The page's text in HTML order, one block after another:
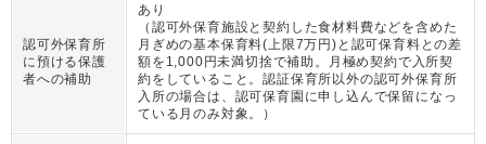
認可外保育所
に預ける保護
者への補助
あり
（ 認可外保育施設と契約した食材料費などを含めた
月ぎめの基本保育料(上限7万円)と認可保育料との差
額を1,000円未満切捨で補助。月極め契約で入所契
約をしていること。認証保育所以外の認可外保育所
入所の場合は、認可保育園に申し込んで保留になっ
ている月のみ対象。
）